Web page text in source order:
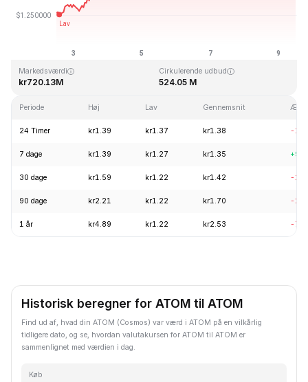
Sidst opdateret: 2026-08-09, 11:25 GMT+0
Markedsværdi
kr720.13M
Cirkulerende udbud
524.05 M
Periode Høj Lav Gennemsnit
24 Timer kr1.39 kr1.37 kr1.38 -
7 dage kr1.39 kr1.27 kr1.35
30 dage kr1.59 kr1.22 kr1.42 -
90 dage kr2.21 kr1.22 kr1.70 -
1 år kr4.89 kr1.22 kr2.53 -
Historisk beregner for ATOM til ATOM
Find ud af, hvad din ATOM (Cosmos) var værd i ATOM på en vilkårlig
tidligere dato, og se, hvordan valutakursen for ATOM til ATOM er
sammenlignet med værdien i dag.
Køb